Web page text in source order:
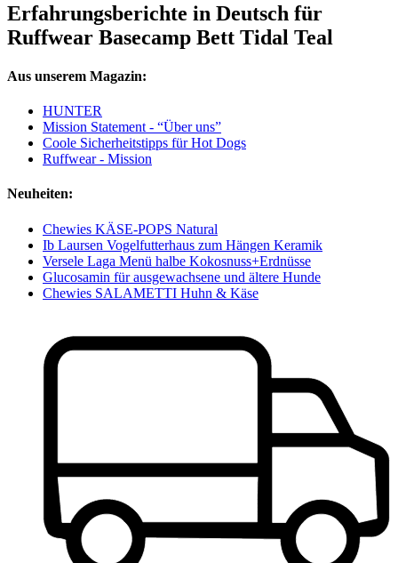
Erfahrungsberichte in Deutsch für
Ruffwear Basecamp Bett Tidal Teal
Aus unserem Magazin:
HUNTER
Mission Statement - “Über uns”
Coole Sicherheitstipps für Hot Dogs
Ruffwear - Mission
Neuheiten:
Chewies KÄSE-POPS Natural
Ib Laursen Vogelfutterhaus zum Hängen Keramik
Versele Laga Menü halbe Kokosnuss+Erdnüsse
Glucosamin für ausgewachsene und ältere Hunde
Chewies SALAMETTI Huhn & Käse